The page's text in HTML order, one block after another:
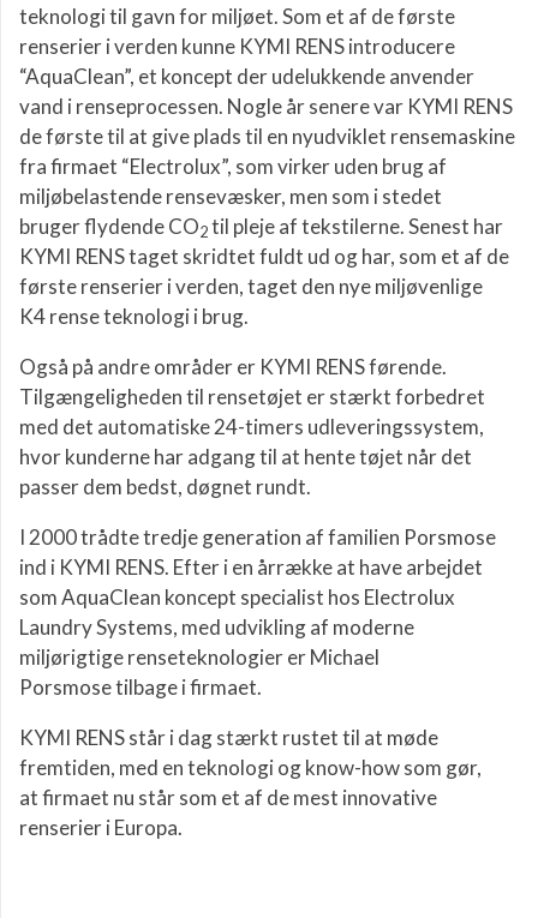
teknologi til gavn for miljøet. Som et af de første
renserier i verden kunne KYMI RENS introducere
“AquaClean”, et koncept der udelukkende anvender
vand i renseprocessen. Nogle år senere var KYMI RENS
de første til at give plads til en nyudviklet rensemaskine
fra firmaet “Electrolux”, som virker uden brug af
miljøbelastende rensevæsker, men som i stedet
bruger flydende CO2til pleje af tekstilerne. Senest har
KYMI RENS taget skridtet fuldt ud og har, som et af de
første renserier i verden, taget den nye miljøvenlige
K4 rense teknologi i brug.
Også på andre områder er KYMI RENS førende.
Tilgængeligheden til rensetøjet er stærkt forbedret
med det automatiske 24-timers udleveringssystem,
hvor kunderne har adgang til at hente tøjet når det
passer dem bedst, døgnet rundt.
I 2000 trådte tredje generation af familien Porsmose
ind i KYMI RENS. Efter i en årrække at have arbejdet
som AquaClean koncept specialist hos Electrolux
Laundry Systems, med udvikling af moderne
miljørigtige renseteknologier er Michael
Porsmose tilbage i firmaet.
KYMI RENS står i dag stærkt rustet til at møde
fremtiden, med en teknologi og know-how som gør,
at firmaet nu står som et af de mest innovative
renserier i Europa.